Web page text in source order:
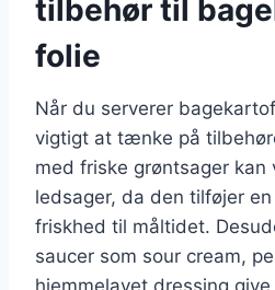
tilbehør til
folie
Når du serverer
vigtigt at tænke på
med friske grøntsager
ledsager, da den tilføjer
friskhed til måltidet.
saucer som sour cream,
hjemmelavet dressing